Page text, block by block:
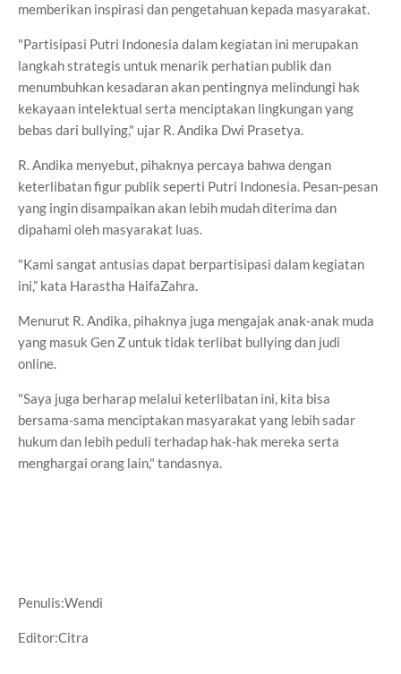
memberikan inspirasi dan pengetahuan kepada masyarakat.
"Partisipasi Putri Indonesia dalam kegiatan ini merupakan
langkah strategis untuk menarik perhatian publik dan
menumbuhkan kesadaran akan pentingnya melindungi hak
kekayaan intelektual serta menciptakan lingkungan yang
bebas dari bullying," ujar R. Andika Dwi Prasetya.
R. Andika menyebut, pihaknya percaya bahwa dengan
keterlibatan figur publik seperti Putri Indonesia. Pesan-pesan
yang ingin disampaikan akan lebih mudah diterima dan
dipahami oleh masyarakat luas.
"Kami sangat antusias dapat berpartisipasi dalam kegiatan
ini,” kata Harastha HaifaZahra.
Menurut R. Andika, pihaknya juga mengajak anak-anak muda
yang masuk Gen Z untuk tidak terlibat bullying dan judi
online.
"Saya juga berharap melalui keterlibatan ini, kita bisa
bersama-sama menciptakan masyarakat yang lebih sadar
hukum dan lebih peduli terhadap hak-hak mereka serta
menghargai orang lain," tandasnya.
Penulis:Wendi
Editor:Citra